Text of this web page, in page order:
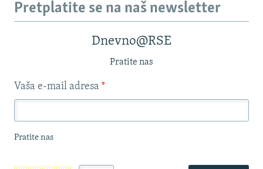
Pretplatite se na naš newsletter
Dnevno@RSE
Pratite nas
Vaša e-mail adresa *
Pratite nas